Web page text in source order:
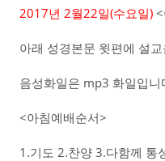
2017년 2월22일(수요일)
아래 성경본문 윗편에 설
음성화일은 mp3 화일입니
<아침예배순서>
1.기도 2.찬양 3.다함께 통